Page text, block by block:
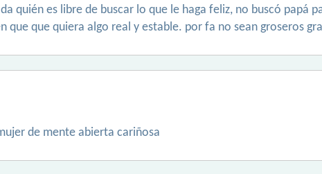
quién es libre de buscar lo que le haga feliz, no buscó papá
que quiera algo real y estable. por fa no sean groseros
de mente abierta cariñosa